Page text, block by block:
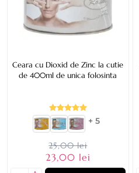
Ceara cu Dioxid de Zinc la cutie
de 400ml de unica folosinta
+ 5
25,00 lei
23,00 lei